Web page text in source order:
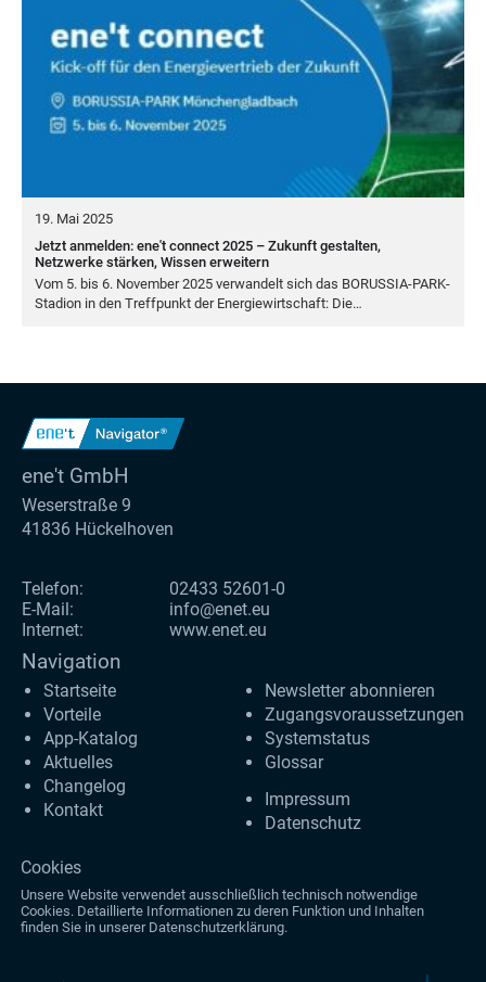
19. Mai 2025
Jetzt anmelden: ene't connect 2025 – Zukunft gestalten,
Netzwerke stärken, Wissen erweitern
Vom 5. bis 6. Novem­ber2025 ver­wan­delt sich das BORUS­SIA-PARK-
Sta­di­on in den Treff­punkt der Ener­gie­wirt­schaft: Die…
ene't GmbH
Weserstraße 9
41836 Hückelhoven
Telefon:
02433 52601-0
E-Mail:
info@enet.eu
Internet:
www.enet.eu
Navigation
Startseite
Vorteile
App-Katalog
Aktuelles
Changelog
Kontakt
Newsletter abonnieren
Zugangs­voraus­setzungen
Systemstatus
Glossar
Impressum
Datenschutz
Cookies
Unsere Website verwendet ausschließlich technisch notwendige
Cookies. Detaillierte Informationen zu deren Funktion und Inhalten
finden Sie in unserer Datenschutzerklärung.